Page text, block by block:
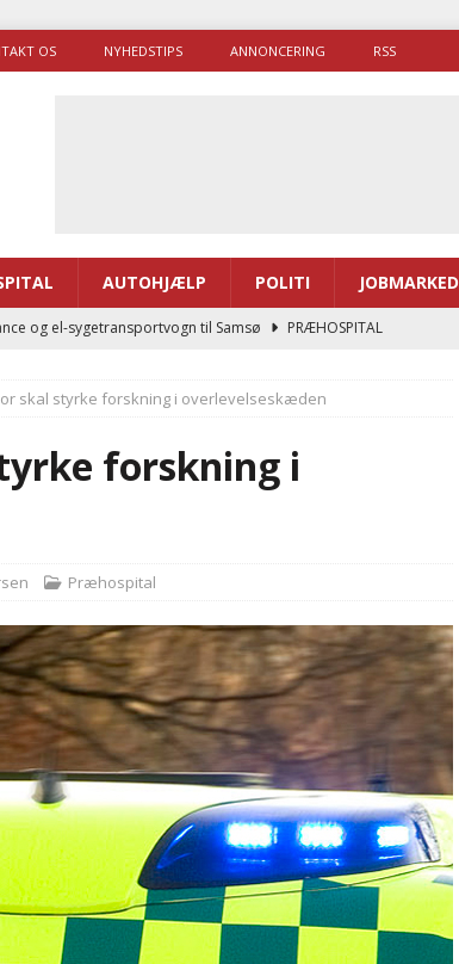
OS NYHEDSTIPS ANNONCERING RSS
AUTOHJÆLP POLITI JOBMARKED
og el-sygetransportvogn til Samsø
PRÆHOSPITAL
politiuddannelse skal ruste betjentene til mere kompleks
driver flere brandstationer, mens Falcks andel fortsætter
skal styrke forskning i overlevelseskæden
forskning i
Præhospital